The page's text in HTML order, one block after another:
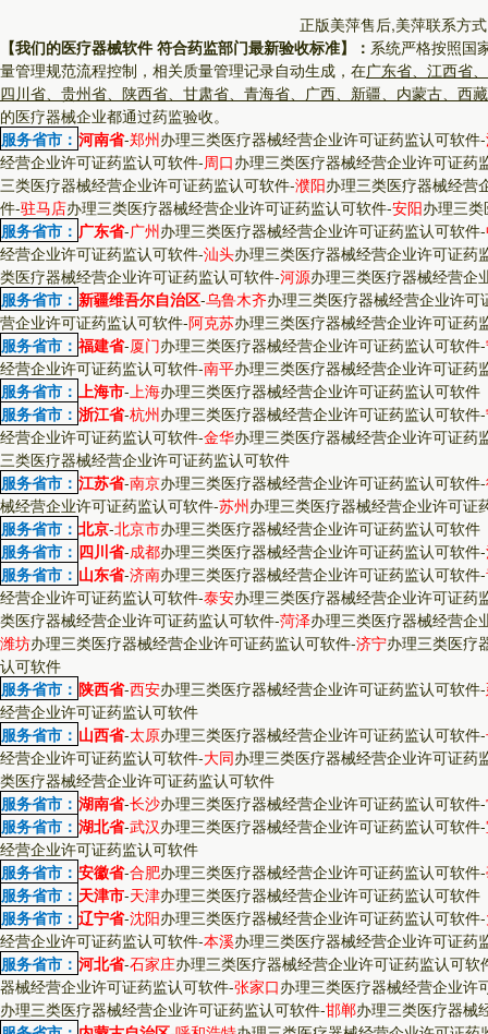
正版美萍售后,美萍联系方
【我们的医疗器械软件 符合药监部门最新验收标准】： 系统严格按照国
量管理规范流程控制，相关质量管理记录自动生成，在广东省、江西省
四川省、贵州省、陕西省、甘肃省、青海省、广西、新疆、内蒙古、西
的医疗器械企业都通过药监验收。
服务省市： 河南省-郑州办理三类医疗器械经营企业许可证药监认可软件-
经营企业许可证药监认可软件-周口办理三类医疗器械经营企业许可证药
三类医疗器械经营企业许可证药监认可软件-濮阳办理三类医疗器械经营
件-驻马店办理三类医疗器械经营企业许可证药监认可软件-安阳办理三
服务省市： 广东省-广州办理三类医疗器械经营企业许可证药监认可软件-
经营企业许可证药监认可软件-汕头办理三类医疗器械经营企业许可证药
类医疗器械经营企业许可证药监认可软件-河源办理三类医疗器械经营企
服务省市： 新疆维吾尔自治区-乌鲁木齐办理三类医疗器械经营企业许可
营企业许可证药监认可软件-阿克苏办理三类医疗器械经营企业许可证药
服务省市： 福建省-厦门办理三类医疗器械经营企业许可证药监认可软件-
经营企业许可证药监认可软件-南平办理三类医疗器械经营企业许可证药
服务省市： 上海市-上海办理三类医疗器械经营企业许可证药监认可软件
服务省市： 浙江省-杭州办理三类医疗器械经营企业许可证药监认可软件-
经营企业许可证药监认可软件-金华办理三类医疗器械经营企业许可证药
三类医疗器械经营企业许可证药监认可软件
服务省市： 江苏省-南京办理三类医疗器械经营企业许可证药监认可软件-
械经营企业许可证药监认可软件-苏州办理三类医疗器械经营企业许可证
服务省市： 北京-北京市办理三类医疗器械经营企业许可证药监认可软件
服务省市： 四川省-成都办理三类医疗器械经营企业许可证药监认可软件-
服务省市： 山东省-济南办理三类医疗器械经营企业许可证药监认可软件-
经营企业许可证药监认可软件-泰安办理三类医疗器械经营企业许可证药
类医疗器械经营企业许可证药监认可软件-菏泽办理三类医疗器械经营企
潍坊办理三类医疗器械经营企业许可证药监认可软件-济宁办理三类医疗
认可软件
服务省市： 陕西省-西安办理三类医疗器械经营企业许可证药监认可软件-
经营企业许可证药监认可软件
服务省市： 山西省-太原办理三类医疗器械经营企业许可证药监认可软件-
经营企业许可证药监认可软件-大同办理三类医疗器械经营企业许可证药
类医疗器械经营企业许可证药监认可软件
服务省市： 湖南省-长沙办理三类医疗器械经营企业许可证药监认可软件-
服务省市： 湖北省-武汉办理三类医疗器械经营企业许可证药监认可软件-
经营企业许可证药监认可软件
服务省市： 安徽省-合肥办理三类医疗器械经营企业许可证药监认可软件-
服务省市： 天津市-天津办理三类医疗器械经营企业许可证药监认可软件
服务省市： 辽宁省-沈阳办理三类医疗器械经营企业许可证药监认可软件-
经营企业许可证药监认可软件-本溪办理三类医疗器械经营企业许可证药
服务省市： 河北省-石家庄办理三类医疗器械经营企业许可证药监认可软
器械经营企业许可证药监认可软件-张家口办理三类医疗器械经营企业许
办理三类医疗器械经营企业许可证药监认可软件-邯郸办理三类医疗器械